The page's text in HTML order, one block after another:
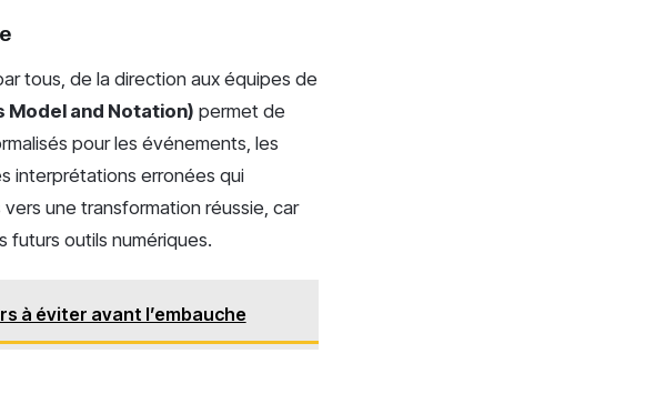
tous, de la direction aux équipes de
Model and Notation) permet de
pour les événements, les
interprétations erronées qui
une transformation réussie, car
futurs outils numériques.
à éviter avant l’embauche